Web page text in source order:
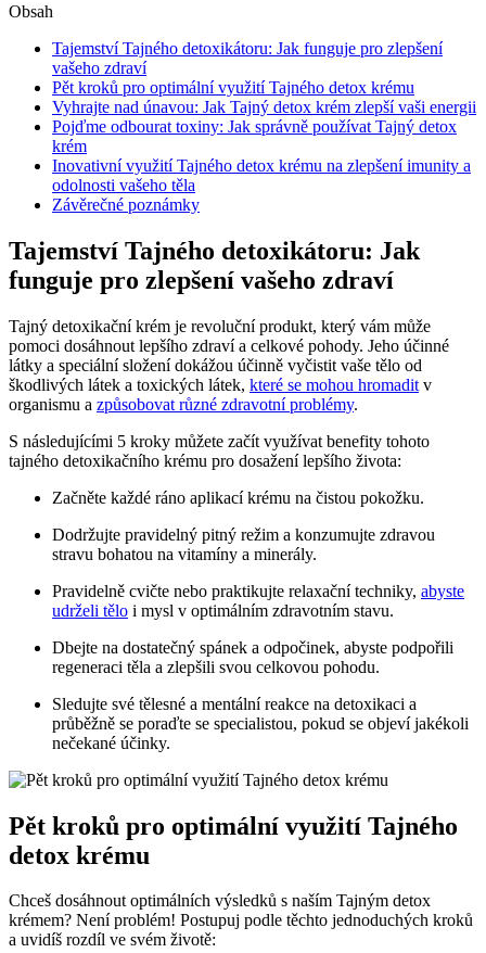
Obsah
Tajemství Tajného detoxikátoru: Jak funguje pro zlepšení
vašeho zdraví
Pět kroků pro optimální využití Tajného detox krému
Vyhrajte nad únavou: Jak Tajný detox krém zlepší vaši energii
Pojďme odbourat toxiny: Jak správně používat Tajný detox
krém
Inovativní využití Tajného detox krému na zlepšení imunity a
odolnosti vašeho těla
Závěrečné poznámky
Tajemství Tajného detoxikátoru: Jak
funguje pro zlepšení vašeho zdraví
Tajný detoxikační krém je revoluční produkt, který vám může
pomoci dosáhnout lepšího zdraví a celkové pohody. Jeho účinné
látky a speciální složení dokážou účinně vyčistit vaše tělo od
škodlivých látek a toxických látek, které se mohou hromadit v
organismu a způsobovat různé zdravotní problémy.
S následujícími 5 kroky můžete začít využívat benefity tohoto
tajného detoxikačního krému pro dosažení lepšího života:
Začněte každé ráno aplikací krému na čistou pokožku.
Dodržujte pravidelný pitný režim a konzumujte zdravou
stravu bohatou na vitamíny a minerály.
Pravidelně cvičte nebo praktikujte relaxační techniky, abyste
udrželi tělo i mysl v optimálním zdravotním stavu.
Dbejte na dostatečný spánek a odpočinek, abyste podpořili
regeneraci těla a zlepšili svou celkovou pohodu.
Sledujte své tělesné a mentální reakce na detoxikaci a
průběžně se poraďte se specialistou, pokud se objeví jakékoli
nečekané účinky.
Pět kroků pro optimální využití Tajného
detox krému
Chceš dosáhnout optimálních výsledků s naším Tajným detox
krémem? Není problém! Postupuj podle těchto jednoduchých kroků
a uvidíš rozdíl ve svém životě: